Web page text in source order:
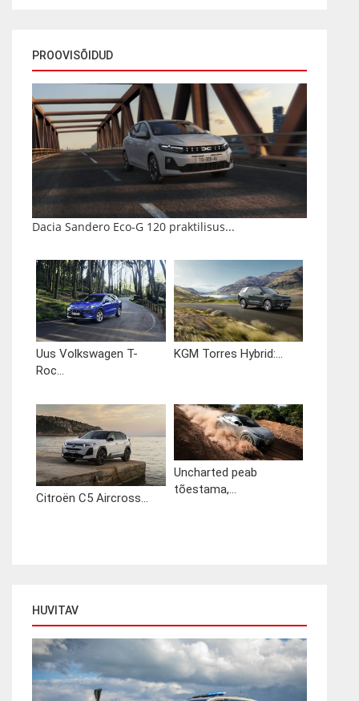
PROOVISÕIDUD
Dacia Sandero Eco-G 120 praktilisus...
Uus Volkswagen T-
Roc...
KGM Torres Hybrid:...
Citroën C5 Aircross...
Uncharted peab
tõestama,...
HUVITAV